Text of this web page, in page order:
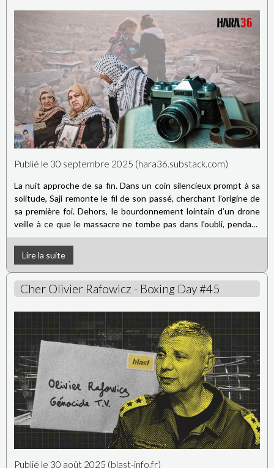
Publié le 30 septembre 2025 (hara36.substack.com)
La nuit approche de sa fin. Dans un coin silencieux prompt à sa
solitude, Saji remonte le fil de son passé, cherchant l’origine de
sa première foi. Dehors, le bourdonnement lointain d’un drone
veille à ce que le massacre ne tombe pas dans l’oubli, pendant
que les habitants du village dorment dans leur pauvres maisons
Lire la suite
Cher Olivier Rafowicz - Boxing Day #45
Publié le 30 août 2025 (blast-info.fr)